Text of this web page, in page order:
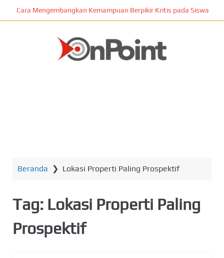
Cara Mengembangkan Kemampuan Berpikir Kritis pada Siswa
Beranda ❯ Lokasi Properti Paling Prospektif
Tag: Lokasi Properti Paling
Prospektif